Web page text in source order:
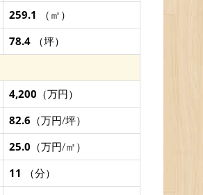
259.1 （㎡）
78.4 （坪）
4,200 （万円）
82.6 （万円/坪）
25.0 （万円/㎡）
11 （分）